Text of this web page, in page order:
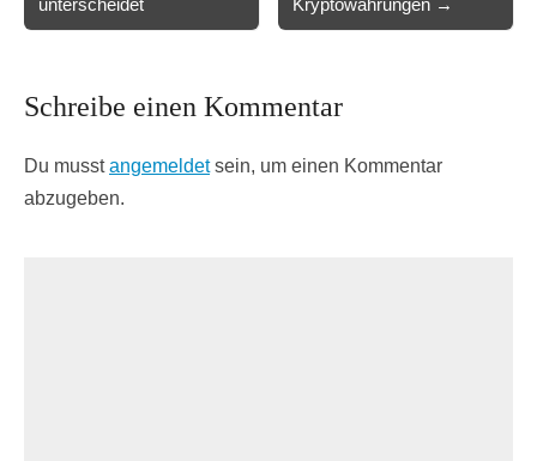
unterscheidet
Kryptowährungen →
Schreibe einen Kommentar
Du musstangemeldetsein, um einen Kommentar
abzugeben.